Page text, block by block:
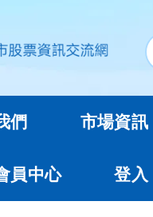
們 市場資訊
員中心 登入